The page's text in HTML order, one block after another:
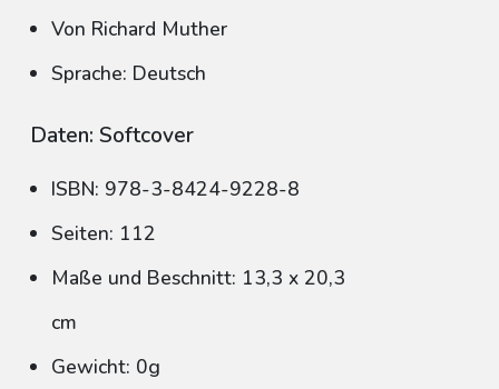
Von Richard Muther
Sprache: Deutsch
Daten: Softcover
ISBN: 978-3-8424-9228-8
Seiten: 112
Maße und Beschnitt: 13,3 x 20,3
cm
Gewicht: 0g